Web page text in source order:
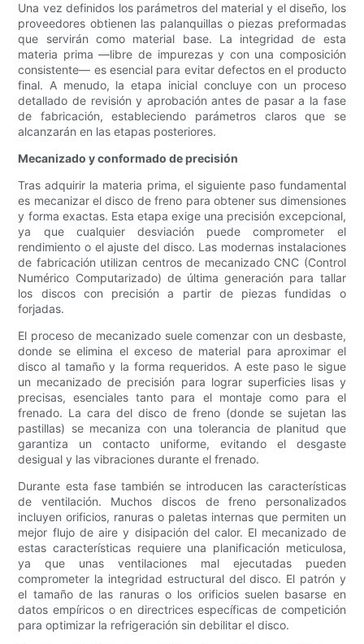
Una vez definidos los parámetros del material y el diseño, los
proveedores obtienen las palanquillas o piezas preformadas
que servirán como material base. La integridad de esta
materia prima —libre de impurezas y con una composición
consistente— es esencial para evitar defectos en el producto
final. A menudo, la etapa inicial concluye con un proceso
detallado de revisión y aprobación antes de pasar a la fase
de fabricación, estableciendo parámetros claros que se
alcanzarán en las etapas posteriores.
Mecanizado y conformado de precisión
Tras adquirir la materia prima, el siguiente paso fundamental
es mecanizar el disco de freno para obtener sus dimensiones
y forma exactas. Esta etapa exige una precisión excepcional,
ya que cualquier desviación puede comprometer el
rendimiento o el ajuste del disco. Las modernas instalaciones
de fabricación utilizan centros de mecanizado CNC (Control
Numérico Computarizado) de última generación para tallar
los discos con precisión a partir de piezas fundidas o
forjadas.
El proceso de mecanizado suele comenzar con un desbaste,
donde se elimina el exceso de material para aproximar el
disco al tamaño y la forma requeridos. A este paso le sigue
un mecanizado de precisión para lograr superficies lisas y
precisas, esenciales tanto para el montaje como para el
frenado. La cara del disco de freno (donde se sujetan las
pastillas) se mecaniza con una tolerancia de planitud que
garantiza un contacto uniforme, evitando el desgaste
desigual y las vibraciones durante el frenado.
Durante esta fase también se introducen las características
de ventilación. Muchos discos de freno personalizados
incluyen orificios, ranuras o paletas internas que permiten un
mejor flujo de aire y disipación del calor. El mecanizado de
estas características requiere una planificación meticulosa,
ya que unas ventilaciones mal ejecutadas pueden
comprometer la integridad estructural del disco. El patrón y
el tamaño de las ranuras o los orificios suelen basarse en
datos empíricos o en directrices específicas de competición
para optimizar la refrigeración sin debilitar el disco.